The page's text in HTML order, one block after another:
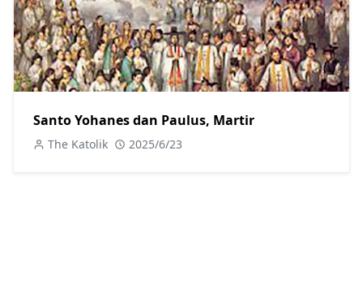
Santo Yohanes dan Paulus, Martir
The Katolik 2025/6/23